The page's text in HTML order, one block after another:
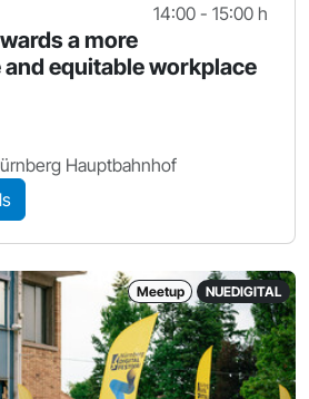
14:00 - 15:00 h
a more
equitable workplace
Hauptbahnhof
Meetup NUEDIGITAL